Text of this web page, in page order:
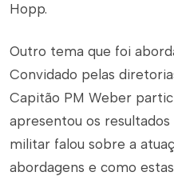
Hopp.
Outro tema que foi
Convidado pelas
Capitão PM Weber
apresentou os
militar falou sobre a
abordagens e como